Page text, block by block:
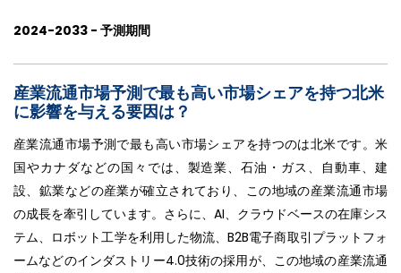
2024-2033 - 予測期間
産業流通市場予測で最も高い市場シェアを持つ北米
に影響を与える要因は？
産業流通市場予測で最も高い市場シェアを持つのは北米です。米
国やカナダなどの国々では、製造業、石油・ガス、自動車、建
設、鉱業などの産業が確立されており、この地域の産業流通市場
の成長を牽引しています。さらに、AI、クラウドベースの在庫シス
テム、ロボット工学を利用した物流、B2B電子商取引プラットフォ
ームなどのインダストリー4.0技術の採用が、この地域の産業流通